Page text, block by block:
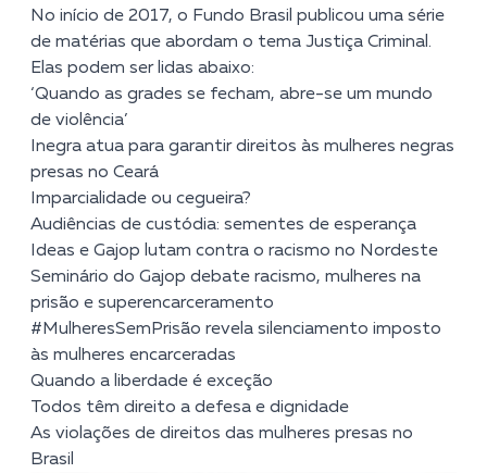
No início de 2017, o Fundo Brasil publicou uma série
de matérias que abordam o tema Justiça Criminal.
Elas podem ser lidas abaixo:
‘Quando as grades se fecham, abre-se um mundo
de violência’
Inegra atua para garantir direitos às mulheres negras
presas no Ceará
Imparcialidade ou cegueira?
Audiências de custódia: sementes de esperança
Ideas e Gajop lutam contra o racismo no Nordeste
Seminário do Gajop debate racismo, mulheres na
prisão e superencarceramento
#MulheresSemPrisão revela silenciamento imposto
às mulheres encarceradas
Quando a liberdade é exceção
Todos têm direito a defesa e dignidade
As violações de direitos das mulheres presas no
Brasil